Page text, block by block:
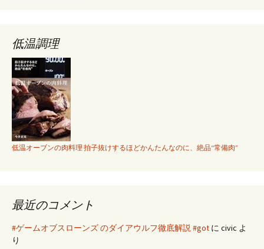
低温調理
低温オーブンの肉料理 拍子抜けするほどかんたんなのに、絶品“常備肉”
最近のコメント
#ゲームオブスローンズ のダイアウルフ徹底解説 #got に civic よ
り